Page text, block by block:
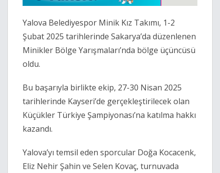
Yalova Belediyespor Minik Kız Takımı, 1-2
Şubat 2025 tarihlerinde Sakarya’da düzenlenen
Minikler Bölge Yarışmaları’nda bölge üçüncüsü
oldu.
Bu başarıyla birlikte ekip, 27-30 Nisan 2025
tarihlerinde Kayseri’de gerçekleştirilecek olan
Küçükler Türkiye Şampiyonası’na katılma hakkı
kazandı.
Yalova’yı temsil eden sporcular Doğa Kocacenk,
Eliz Nehir Şahin ve Selen Kovaç, turnuvada